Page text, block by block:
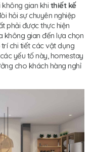
gian khi thiết kế
hỏi sự chuyên nghiệp
phải được thực hiện
không gian đến lựa chọn
chi tiết các vật dụng
yếu tố này, homestay
cho khách hàng nghỉ